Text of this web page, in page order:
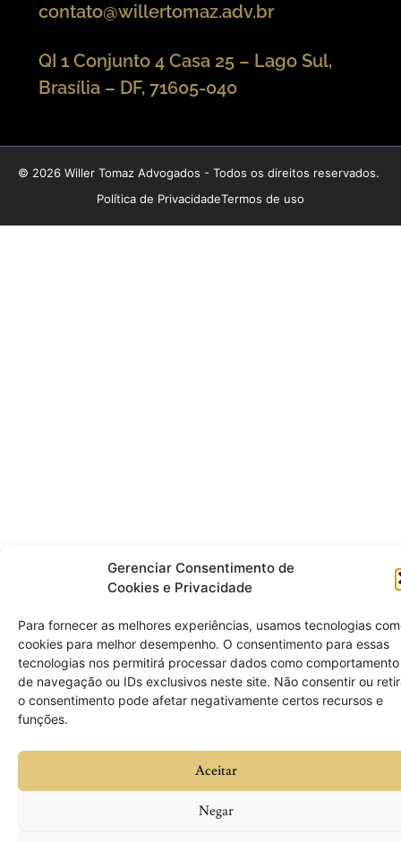
Gerenciar Consentimento de
Cookies e Privacidade
Para fornecer as melhores experiências, usamos tecnologias
cookies para melhor desempenho. O consentimento para essas
tecnologias nos permitirá processar dados como comportamento
de navegação ou IDs exclusivos neste site. Não consentir ou
o consentimento pode afetar negativamente certos recursos e
funções.
Aceitar
Negar
contato@willertomaz.adv.br
QI 1 Conjunto 4 Casa 25 – Lago Sul,
Brasília – DF, 71605-040
© 2026 Willer Tomaz Advogados - Todos os direitos reservados.
Política de PrivacidadeTermos de uso